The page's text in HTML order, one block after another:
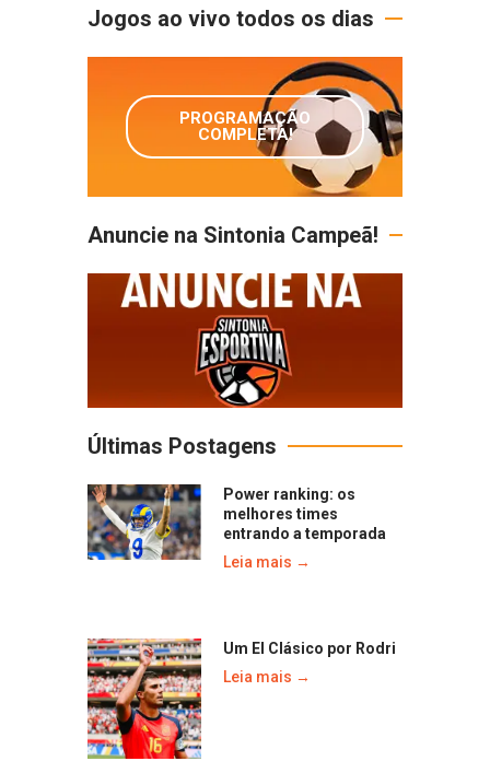
Jogos ao vivo todos os dias
PROGRAMAÇÃO
COMPLETA!
Anuncie na Sintonia Campeã!
Últimas Postagens
Power ranking: os
melhores times
entrando a temporada
Leia mais →
Um El Clásico por Rodri
Leia mais →